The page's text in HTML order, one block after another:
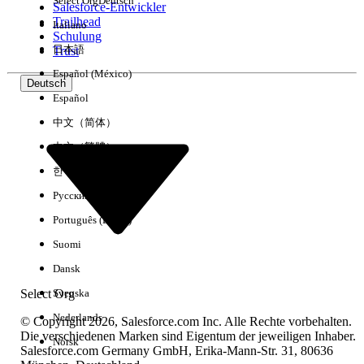
Erfahrung
Keine Ergebnisse
Salesforce-Entwickler
Trailhead
Schulung
Trust
Deutsch
Select Org
Italiano
日本語
Español (México)
Español
中文（简体）
中文（繁體）
한국어
Русский
Português (Brasil)
Suomi
Dansk
Svenska
Nederlands
Norsk
© Copyright 2026, Salesforce.com Inc. Alle Rechte vorbehalten.
Die verschiedenen Marken sind Eigentum der jeweiligen Inhaber.
Salesforce.com Germany GmbH, Erika-Mann-Str. 31, 80636